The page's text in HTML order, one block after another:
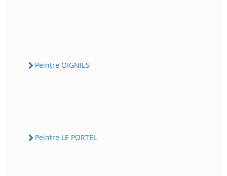
Peintre OIGNIES
Peintre LE PORTEL